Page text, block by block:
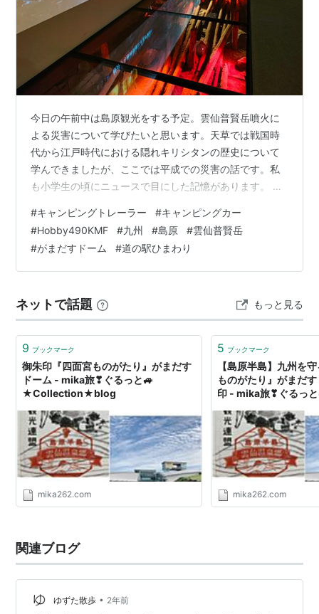
今日の午前中は島原観光をする予定。雲仙普賢岳噴火に
よる災害について学びたいと思います。天草では戦国時
代から江戸時代における隠れキリシタンの歴史について
学んできましたが、ここでは平成での災害の話です。私
も小学生の頃にニュースで目にした記憶があります。 富
心構えは地震と同じくらい必要なことは理解していま
す。しかし、まだその被害を直接は経験したことがない
のでいまいち実感が湧きません。そこで、「明日は我が
身」と思って今日は噴火による災害について学ぶ一日と
岳災害記念館） 道の駅・ひまわり（土石流被害家…
#キャンピングトレーラー #キャンピングカー
#Hobby490KMF #九州 #島原 #雲仙普賢岳
#がまだすドーム #道の駅ひまわり
ネットで話題 もっと見る
9 ブックマーク
御朱印『四面宮ものがたり』がまだす
ドーム - mika旅❣ぐるっと🚙
★Collection★blog
mika262.com
5 ブックマーク
【島原半島】九州を
ものがたり』がまだ
印 - mika旅❣ぐるっ
mika262.com
関連ブログ
ゆずた散歩 • 2年前